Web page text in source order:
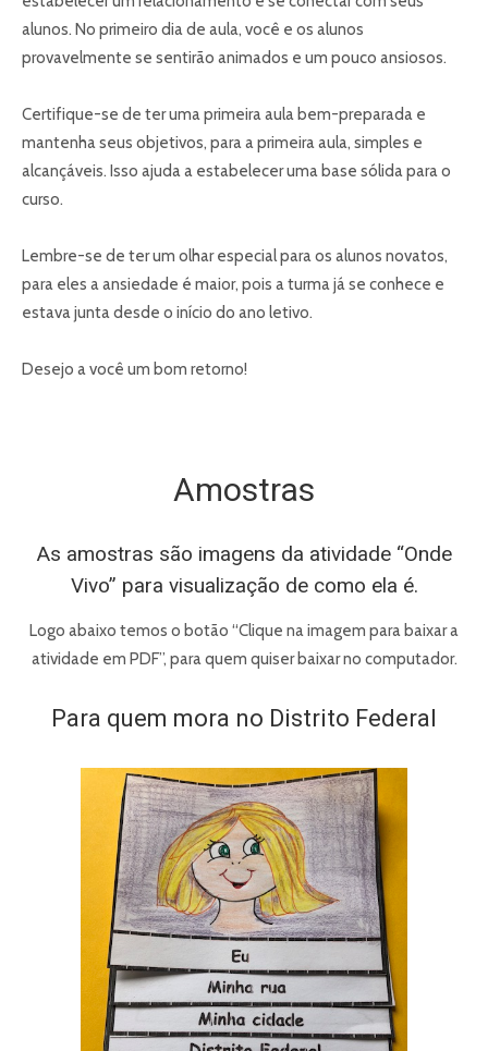
alunos. No primeiro dia de aula, você e os alunos
provavelmente se sentirão animados e um pouco ansiosos.
Certifique-se de ter uma primeira aula bem-preparada e
mantenha seus objetivos, para a primeira aula, simples e
alcançáveis. Isso ajuda a estabelecer uma base sólida para o
curso.
Lembre-se de ter um olhar especial para os alunos novatos,
para eles a ansiedade é maior, pois a turma já se conhece e
estava junta desde o início do ano letivo.
Desejo a você um bom retorno!
Amostras
As amostras são imagens da atividade “Onde
Vivo” para visualização de como ela é.
Logo abaixo temos o botão “Clique na imagem para baixar a
atividade em PDF”, para quem quiser baixar no computador.
Para quem mora no Distrito Federal